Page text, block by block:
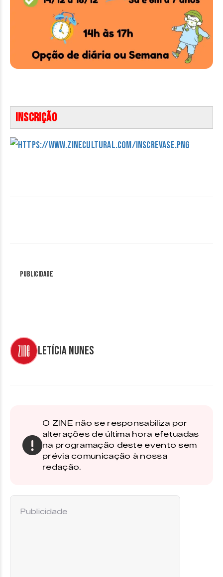
Inscrição
Publicidade
Letícia Nunes
O ZINE não se responsabiliza por
alterações de última hora efetuadas
na programação deste evento sem
prévia comunicação à nossa
redação.
Publicidade